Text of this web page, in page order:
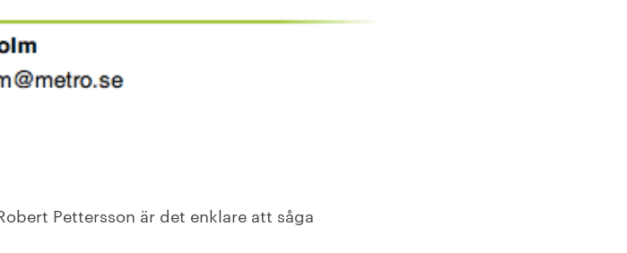
Pettersson är det enklare att såga